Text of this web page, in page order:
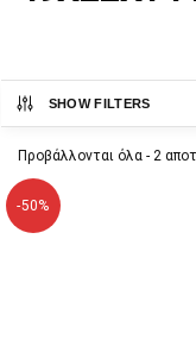
SHOW FILTERS
Προβάλλονται όλα - 2
-50%